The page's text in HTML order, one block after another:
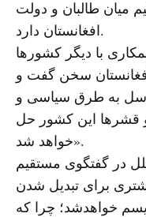
میان طالبان و دولت
افغانستان دارد.
با دیگر کشورها
سخن گفت و
توسل به طرق سیاسی و
قشرها این کشور حل
خواهد شد».
در گفتگوی مستقیم
برای تبدیل شدن
خواهدشد؛ چرا که